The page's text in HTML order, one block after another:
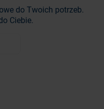
do Twoich potrzeb.
Ciebie.